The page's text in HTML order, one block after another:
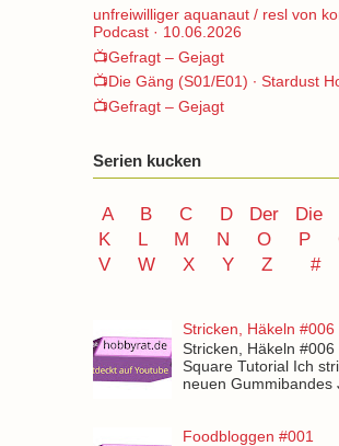
unfreiwilliger aquanaut / resl von
Podcast · 10.06.2026
📺Gefragt – Gejagt
📺Die Gäng (S01/E01) ∙ Stardust
📺Gefragt – Gejagt
Serien kucken
A B C D Der Die
K
L M N O P
V
W X Y Z #
Stricken, Häkeln #006
Stricken, Häkeln
Square Tutorial Ich
neuen Gummibandes
Foodbloggen #001